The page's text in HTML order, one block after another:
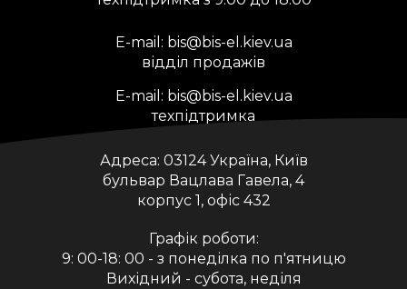
E-mail: bis@bis-el.kiev.ua
відділ продажів
E-mail: bis@bis-el.kiev.ua
техпідтримка
Адреса: 03124 Україна, Київ
бульвар Вацлава Гавела, 4
корпус 1, офіс 432
Графік роботи:
9: 00-18: 00 - з понеділка по п'ятницю
Вихідний - субота, неділя